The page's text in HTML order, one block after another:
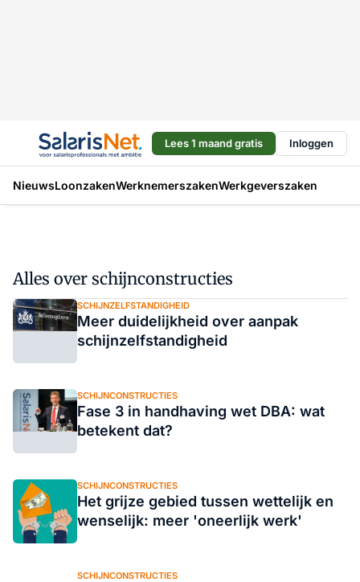
Lees 1 maand gratis Inloggen
NieuwsLoonzakenWerknemerszakenWerkgeverszaken
Alles over schijnconstructies
SCHIJNZELFSTANDIGHEID
Meer duidelijkheid over aanpak
schijnzelfstandigheid
SCHIJNCONSTRUCTIES
Fase 3 in handhaving wet DBA: wat
betekent dat?
SCHIJNCONSTRUCTIES
Het grijze gebied tussen wettelijk en
wenselijk: meer 'oneerlijk werk'
SCHIJNCONSTRUCTIES